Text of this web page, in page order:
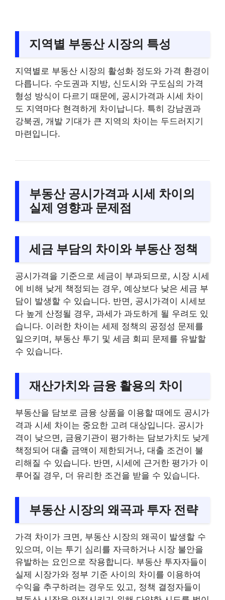
지역별 부동산 시장의 특성
지역별로 부동산 시장의 활성화 정도와 가격 환경이
다릅니다. 수도권과 지방, 신도시와 구도심의 가격
형성 방식이 다르기 때문에, 공시가격과 시세 차이
도 지역마다 현격하게 차이납니다. 특히 강남권과
강북권, 개발 기대가 큰 지역의 차이는 두드러지기
마련입니다.
부동산 공시가격과 시세 차이의
실제 영향과 문제점
세금 부담의 차이와 부동산 정책
공시가격을 기준으로 세금이 부과되므로, 시장 시세
에 비해 낮게 책정되는 경우, 예상보다 낮은 세금 부
담이 발생할 수 있습니다. 반면, 공시가격이 시세보
다 높게 산정될 경우, 과세가 과도하게 될 우려도 있
습니다. 이러한 차이는 세제 정책의 공정성 문제를
일으키며, 부동산 투기 및 세금 회피 문제를 유발할
수 있습니다.
재산가치와 금융 활용의 차이
부동산을 담보로 금융 상품을 이용할 때에도 공시가
격과 시세 차이는 중요한 고려 대상입니다. 공시가
격이 낮으면, 금융기관이 평가하는 담보가치도 낮게
책정되어 대출 금액이 제한되거나, 대출 조건이 불
리해질 수 있습니다. 반면, 시세에 근거한 평가가 이
루어질 경우, 더 유리한 조건을 받을 수 있습니다.
부동산 시장의 왜곡과 투자 전략
가격 차이가 크면, 부동산 시장의 왜곡이 발생할 수
있으며, 이는 투기 심리를 자극하거나 시장 불안을
유발하는 요인으로 작용합니다. 부동산 투자자들이
실제 시장가와 정부 기준 사이의 차이를 이용하여
수익을 추구하려는 경우도 있고, 정책 결정자들이